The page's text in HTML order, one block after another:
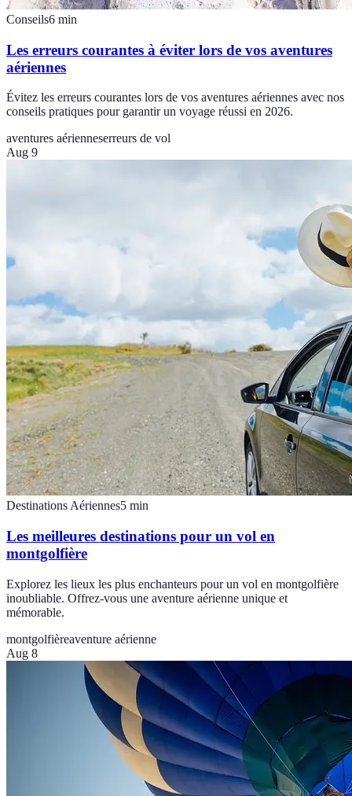
Conseils6 min
Les erreurs courantes à éviter lors de vos aventures
aériennes
Évitez les erreurs courantes lors de vos aventures aériennes avec nos
conseils pratiques pour garantir un voyage réussi en 2026.
aventures aérienneserreurs de vol
Aug 9
Destinations Aériennes5 min
Les meilleures destinations pour un vol en
montgolfière
Explorez les lieux les plus enchanteurs pour un vol en montgolfière
inoubliable. Offrez-vous une aventure aérienne unique et
mémorable.
montgolfièreaventure aérienne
Aug 8